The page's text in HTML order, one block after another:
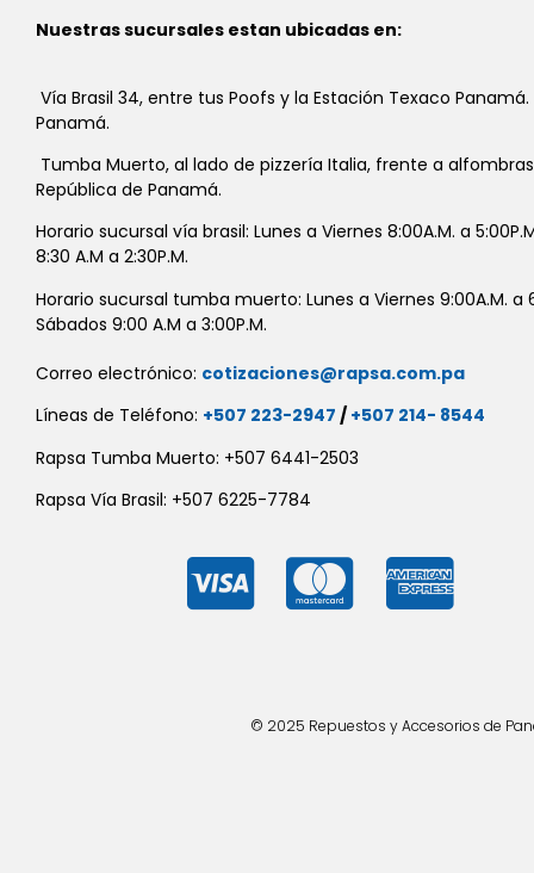
Nuestras sucursales estan ubicadas en:
Vía Brasil 34, entre tus Poofs y la Estación Texaco
Panamá.
Tumba Muerto, al lado de pizzería Italia, frente a
República de Panamá.
Horario sucursal vía brasil: Lunes a Viernes 8:00A.M. a
8:30 A.M a 2:30P.M.
Horario sucursal tumba muerto: Lunes a Viernes 9:00A.M. a
Sábados 9:00 A.M a 3:00P.M.
Correo electrónico: cotizaciones@rapsa.com.pa
Líneas de Teléfono: +507 223-2947 / +507 214- 8544
Rapsa Tumba Muerto: +507 6441-2503
Rapsa Vía Brasil: +507 6225-7784
© 2025 Repuestos y Accesorios de